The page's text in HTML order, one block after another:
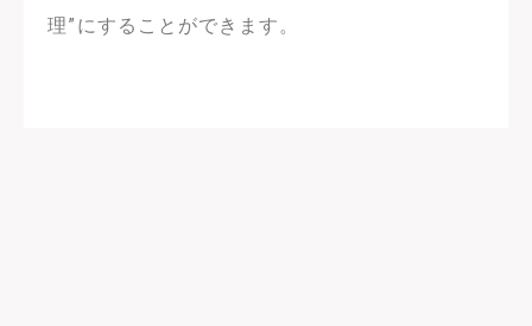
理”にすることができます。